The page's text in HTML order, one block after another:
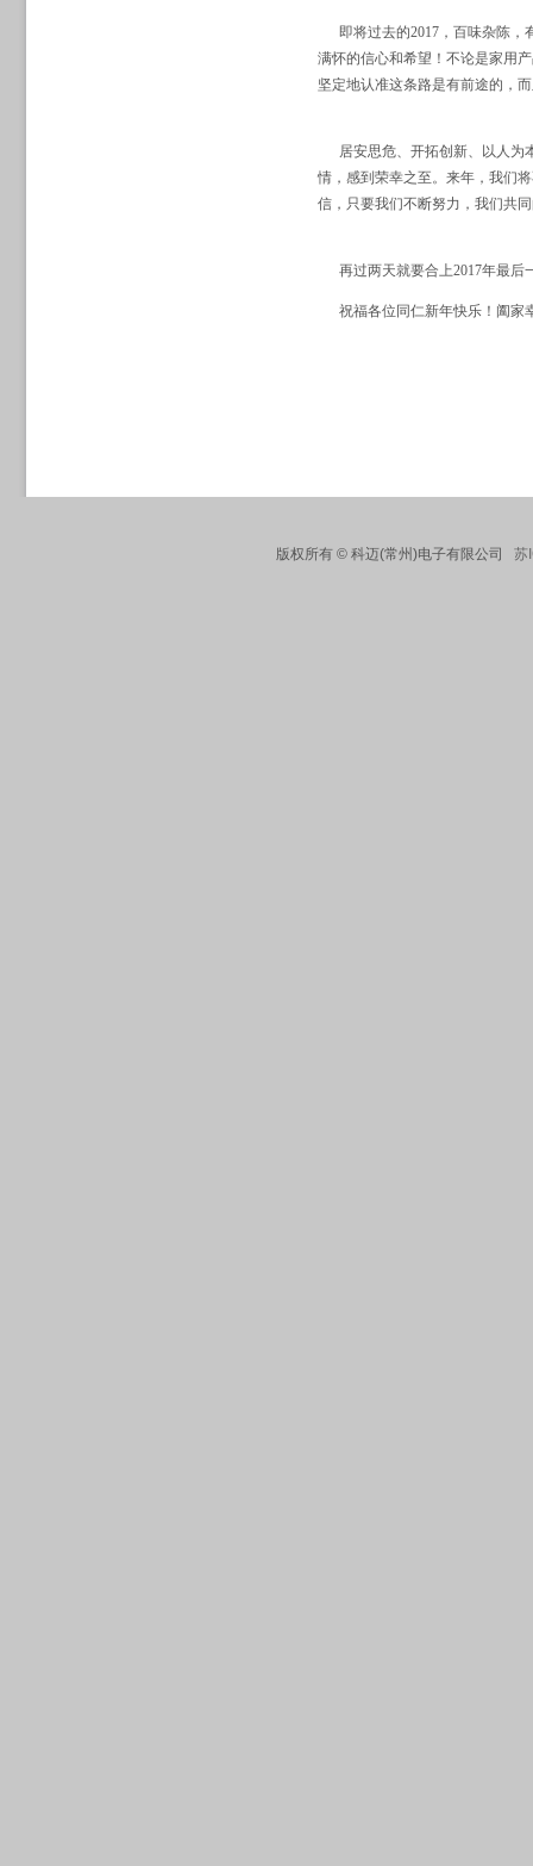
即将过去的2017，百味杂陈，
满怀的信心和希望！不论是家用
坚定地认准这条路是有前途的，
居安思危、开拓创新、以人为
情，感到荣幸之至。来年，我们
信，只要我们不断努力，我们共
再过两天就要合上2017年最后
祝福各位同仁新年快乐！阖家
版权所有 © 科迈(常州)电子有限公司 苏